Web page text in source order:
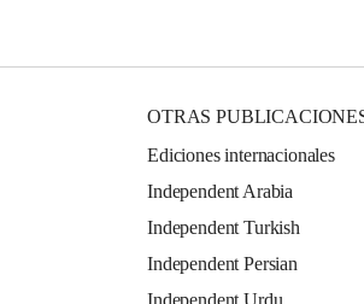
OTRAS
Ediciones internacionales
Independent Arabia
Independent Turkish
Independent Persian
Independent Urdu